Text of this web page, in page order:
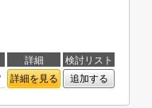
詳細
検討リスト
詳細を見る 追加する